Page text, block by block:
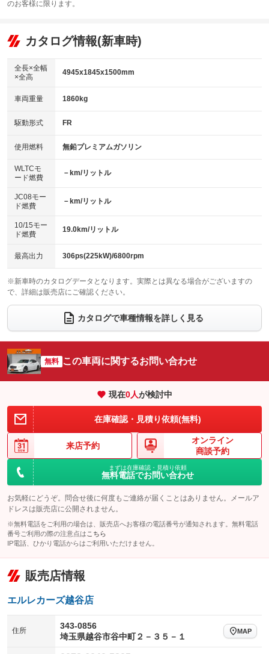
リフトアップ
：装備なし
：装備なし
パワーウィンドウ
アイドリングストップ
：装備あり
USB入力端子
：装備なし
100V電源
：装備なし
センターデフロック
：装備なし
電動格納ミラー
：装備あり
：装備あり
ビジュアル：-／DVD再生
：装備あり
アルミホイール：20インチ
：装備あり
HID(キセノンライト)
バックカメラ
エアロ
：装備なし
ローダウン
：装備あり
ベンチシート
：装備なし
チップアップシート
：装備なし
電動格納サードシート
：装備なし シートヒーター
：装備あり
ウォークスルー
電動リアゲート フロントカメラ
：装備なし
シートエアコン
：装備あり 全周囲カメラ
：装備なし
サイドカメラ
：装備あり ルーフレール
：装備なし
エアサスペンション ヘッドライトウォッシャー
のお客様に限ります。
カタログ情報(新車時)
全長×全幅
×全高
4945x1845x1500mm
車両重量 1860kg
駆動形式 FR
使用燃料 無鉛プレミアムガソリン
WLTCモ
ード燃費
－km/リットル
JC08モー
ド燃費
－km/リットル
10/15モー
ド燃費
19.0km/リットル
最高出力 306ps(225kW)/6800rpm
※新車時のカタログデータとなります。実際とは異なる場合がございますの
で、詳細は販売店にご確認ください。
カタログで車種情報を詳しく見る
無料 この車両に関するお問い合わせ
現在0人が検討中
在庫確認・見積り依頼(無料)
来店予約
オンライン
商談予約
まずは在庫確認・見積り依頼
無料電話でお問い合わせ
お気軽にどうぞ。問合せ後に何度もご連絡が届くことはありません。メールア
ドレスは販売店に公開されません。
※無料電話をご利用の場合は、販売店へお客様の電話番号が通知されます。無料電話
番号ご利用の際の注意点は こちら
IP電話、ひかり電話からはご利用いただけません。
販売店情報
エルレカーズ越谷店
住所
343-0856
埼玉県越谷市谷中町２－３５－１
MAP